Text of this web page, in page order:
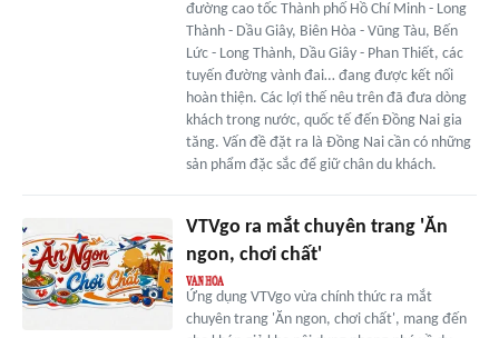
đường cao tốc Thành phố Hồ Chí Minh - Long
Thành - Dầu Giây, Biên Hòa - Vũng Tàu, Bến
Lức - Long Thành, Dầu Giây - Phan Thiết, các
tuyến đường vành đai… đang được kết nối
hoàn thiện. Các lợi thế nêu trên đã đưa dòng
khách trong nước, quốc tế đến Đồng Nai gia
tăng. Vấn đề đặt ra là Đồng Nai cần có những
sản phẩm đặc sắc để giữ chân du khách.
VTVgo ra mắt chuyên trang 'Ăn
ngon, chơi chất'
Ứng dụng VTVgo vừa chính thức ra mắt
chuyên trang 'Ăn ngon, chơi chất', mang đến